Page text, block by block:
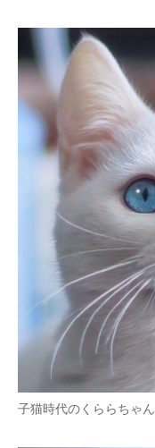
子猫時代のくららちゃん